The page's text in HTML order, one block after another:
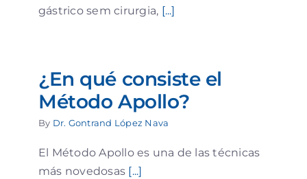
gástrico sem cirurgia, [...]
¿En qué consiste el
Método Apollo?
By Dr. Gontrand López Nava
El Método Apollo es una de las técnicas
más novedosas [...]